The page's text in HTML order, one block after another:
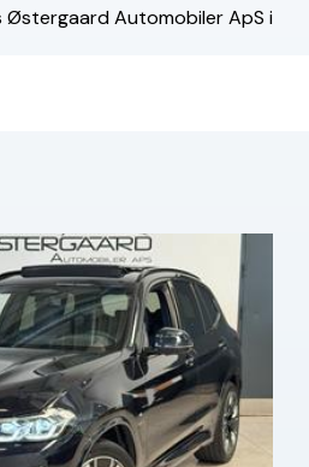
Østergaard Automobiler ApS i